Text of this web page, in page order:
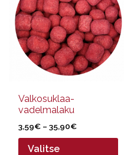
Valkosuklaa-
vadelmalaku
3,59€ – 35,90€Hintaluokka:
3,59€
Valitse
useampi
muunnelma.
Voit
tehdä
valinnat
sivulla.